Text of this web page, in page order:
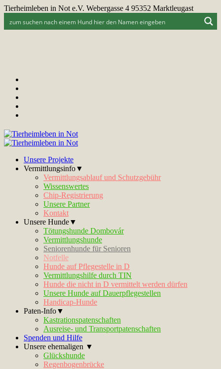
Tierheimleben in Not e.V. Webergasse 4 95352 Marktleugast
Unsere Projekte
Vermittlungsinfo▼
Vermittlungsablauf und Schutzgebühr
Wissenswertes
Chip-Registrierung
Unsere Partner
Kontakt
Unsere Hunde▼
Tötungshunde Dombovár
Vermittlungshunde
Seniorenhunde für Senioren
Notfelle
Hunde auf Pflegestelle in D
Vermittlungshilfe durch TIN
Hunde die nicht in D vermittelt werden dürfen
Unsere Hunde auf Dauerpflegestellen
Handicap-Hunde
Paten-Info▼
Kastrationspatenschaften
Ausreise- und Transportpatenschaften
Spenden und Hilfe
Unsere ehemaligen ▼
Glückshunde
Regenbogenbrücke